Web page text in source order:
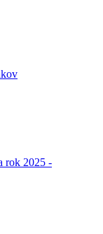
rok 2025 -